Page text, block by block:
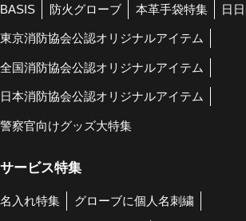
BASIS 防火グローブ 本革手袋特集 日
東京消防協会公認オリジナルアイテム
全国消防協会公認オリジナルアイテム
日本消防協会公認オリジナルアイテム
警察官向けグッズ大特集
サービス特集
名入れ特集 グローブに個人名刺繍